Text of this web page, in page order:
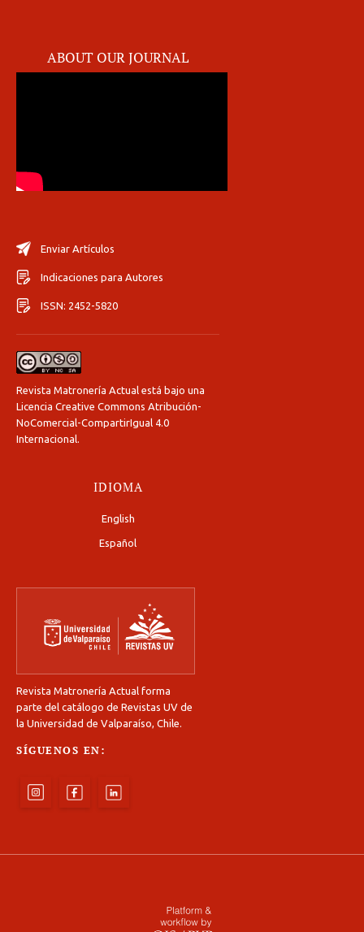
ABOUT OUR JOURNAL
Enviar Artículos
Indicaciones para Autores
ISSN: 2452-5820
Revista Matronería Actual está bajo una
Licencia Creative Commons Atribución-
NoComercial-CompartirIgual 4.0
Internacional.
IDIOMA
English
Español
Revista Matronería Actual forma
parte del catálogo de Revistas UV de
la Universidad de Valparaíso, Chile.
SÍGUENOS EN: